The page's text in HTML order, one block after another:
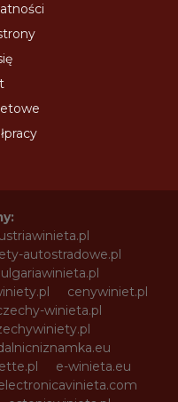
autostradowe.pl
cenywiniet.pl
winieta.pl
e-winieta.eu